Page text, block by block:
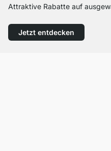
Attraktive Rabatte auf
Jetzt entdecken